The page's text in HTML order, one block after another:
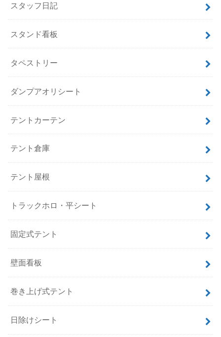
スタッフ日記
スタンド看板
タペストリー
ダンプアオリシート
テントカーテン
テント倉庫
テント屋根
トラックホロ・平シート
固定式テント
壁面看板
巻き上げ式テント
日除けシート